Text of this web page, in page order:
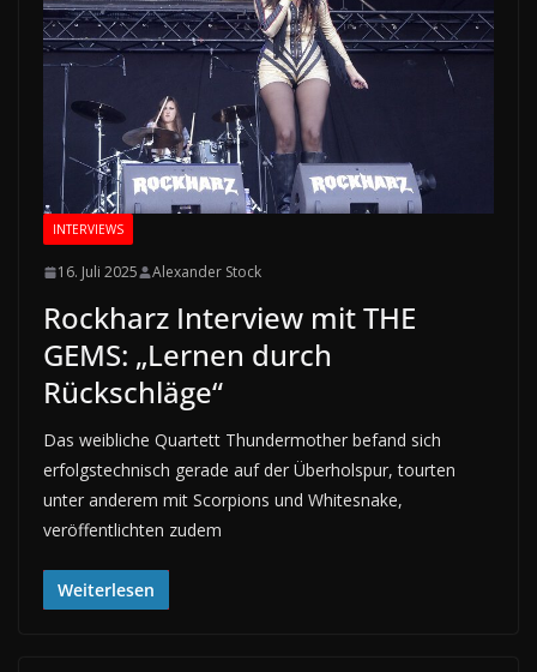
INTERVIEWS
16. Juli 2025 Alexander Stock
Rockharz Interview mit THE
GEMS: „Lernen durch
Rückschläge“
Das weibliche Quartett Thundermother befand sich
erfolgstechnisch gerade auf der Überholspur, tourten
unter anderem mit Scorpions und Whitesnake,
veröffentlichten zudem
Weiterlesen